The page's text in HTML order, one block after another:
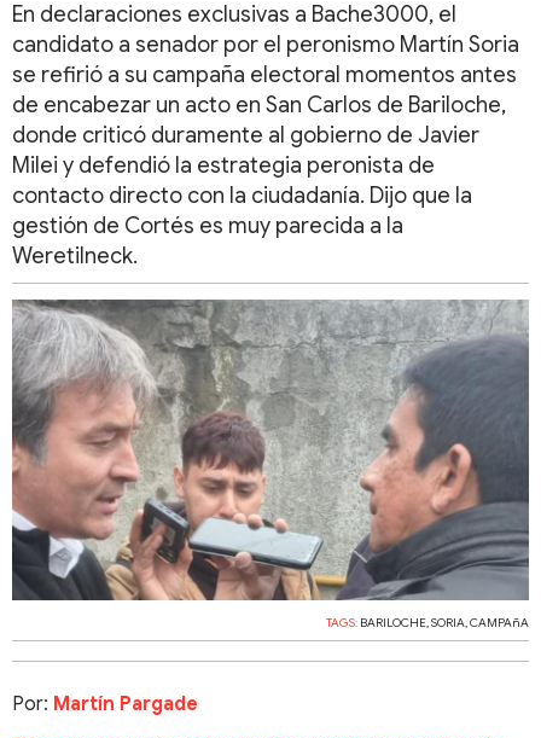
En declaraciones exclusivas a Bache3000, el
candidato a senador por el peronismo Martín Soria
se refirió a su campaña electoral momentos antes
de encabezar un acto en San Carlos de Bariloche,
donde criticó duramente al gobierno de Javier
Milei y defendió la estrategia peronista de
contacto directo con la ciudadanía. Dijo que la
gestión de Cortés es muy parecida a la
Weretilneck.
TAGS: BARILOCHE,SORIA,CAMPAñA
Por: Martín Pargade